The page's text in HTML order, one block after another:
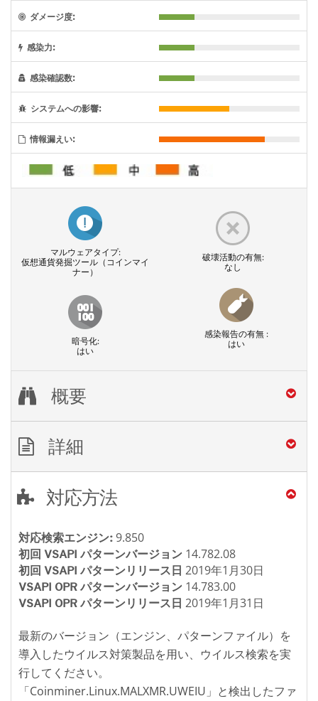
ダメージ度:
感染力:
感染確認数:
システムへの影響:
情報漏えい:
マルウェアタイプ:
仮想通貨発掘ツール（コインマイ
ナー）
破壊活動の有無:
なし
暗号化:
はい
感染報告の有無 :
はい
概要
詳細
対応方法
対応検索エンジン: 9.850
初回 VSAPI パターンバージョン 14.782.08
初回 VSAPI パターンリリース日 2019年1月30日
VSAPI OPR パターンバージョン 14.783.00
VSAPI OPR パターンリリース日 2019年1月31日
最新のバージョン（エンジン、パターンファイル）を
導入したウイルス対策製品を用い、ウイルス検索を実
行してください。
「Coinminer.Linux.MALXMR.UWEIU」と検出したファ